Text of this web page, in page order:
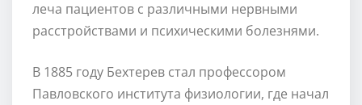
леча пациентов с различными нервными
расстройствами и психическими болезнями.
В 1885 году Бехтерев стал профессором
Павловского института физиологии, где начал